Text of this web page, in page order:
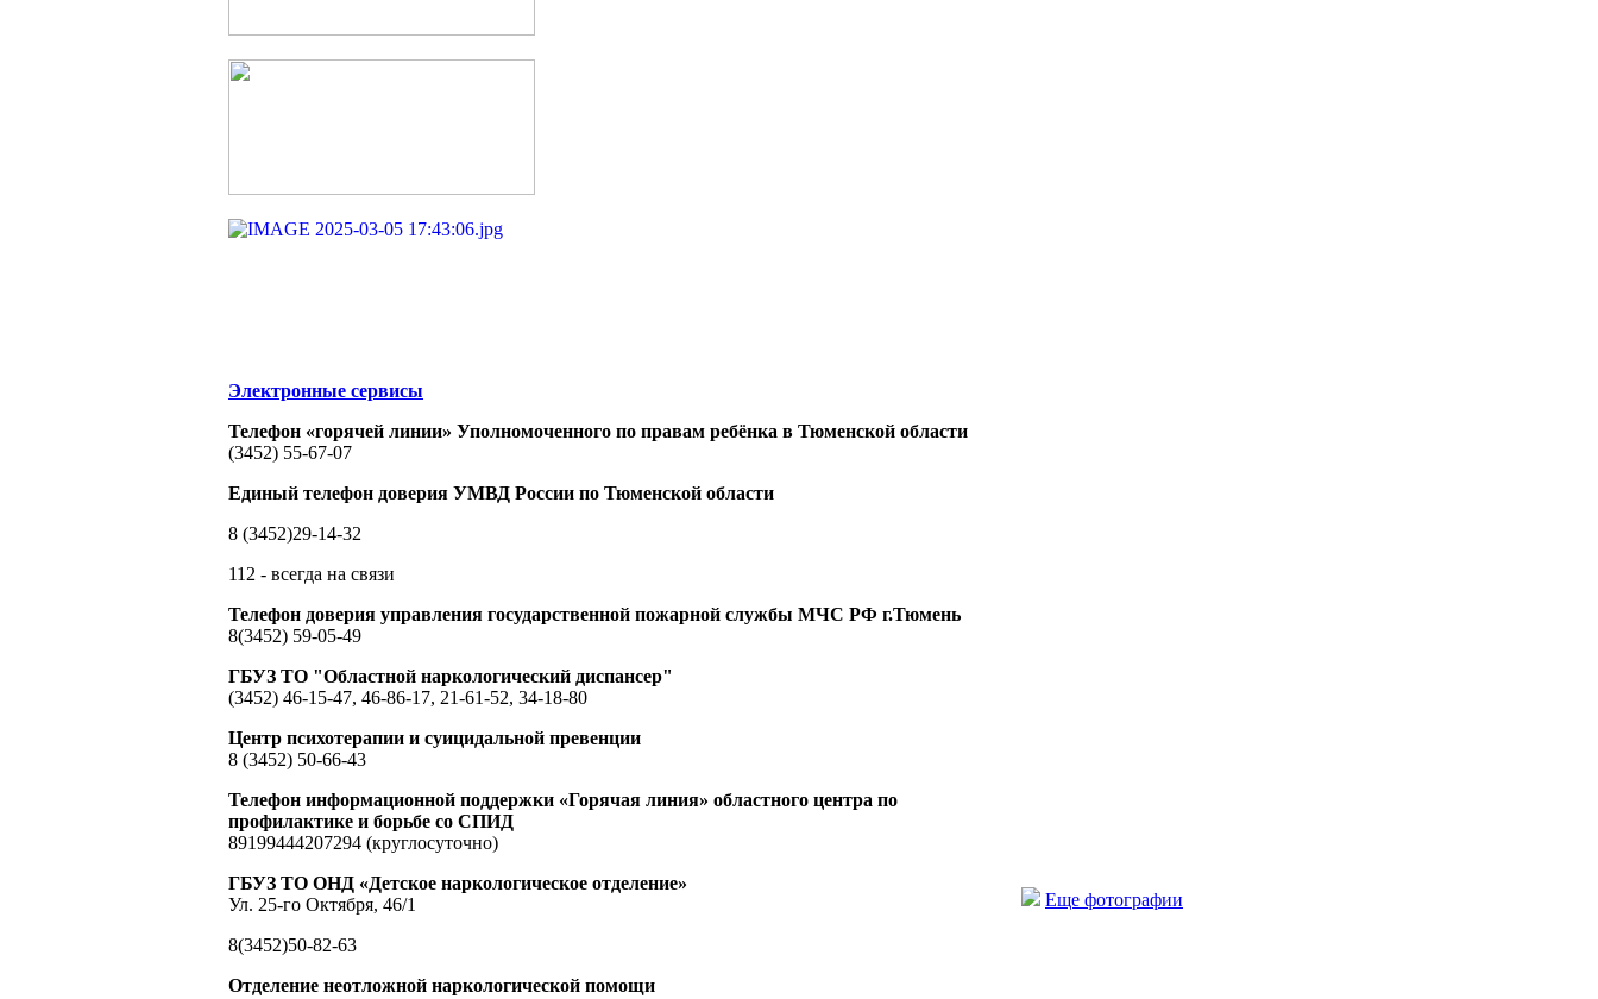
Электронные сервисы
Телефон «горячей линии» Уполномоченного по правам ребёнка в Тюменской области
(3452) 55-67-07
Единый телефон доверия УМВД России по Тюменской области
8 (3452)29-14-32
112 - всегда на связи
Телефон доверия управления государственной пожарной службы МЧС РФ г.Тюмень
8(3452) 59-05-49
ГБУЗ ТО "Областной наркологический диспансер"
(3452) 46-15-47, 46-86-17, 21-61-52, 34-18-80
Центр психотерапии и суицидальной превенции
8 (3452) 50-66-43
Телефон информационной поддержки «Горячая линия» областного центра по
профилактике и борьбе со СПИД
89199444207294 (круглосуточно)
ГБУЗ ТО ОНД «Детское наркологическое отделение»
Ул. 25-го Октября, 46/1
8(3452)50-82-63
Отделение неотложной наркологической помощи
Еще фотографии